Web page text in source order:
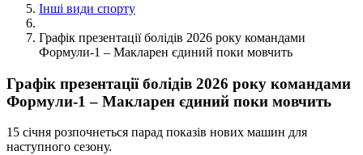
Інші види спорту
Графік презентації болідів 2026 року командами
Формули-1 – Макларен єдиний поки мовчить
Графік презентації болідів 2026 року командами
Формули-1 – Макларен єдиний поки мовчить
15 січня розпочнеться парад показів нових машин для
наступного сезону.